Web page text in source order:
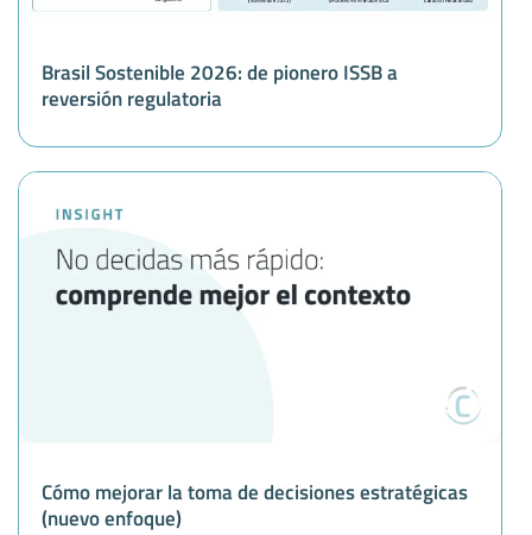
Brasil Sostenible 2026: de pionero ISSB a
reversión regulatoria
Cómo mejorar la toma de decisiones estratégicas
(nuevo enfoque)